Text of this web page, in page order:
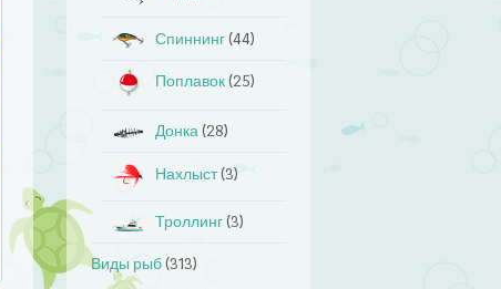
Спиннинг (44)
Поплавок (25)
Донка (28)
Нахлыст(3)
Троллинг (3)
Виды рыб (313)